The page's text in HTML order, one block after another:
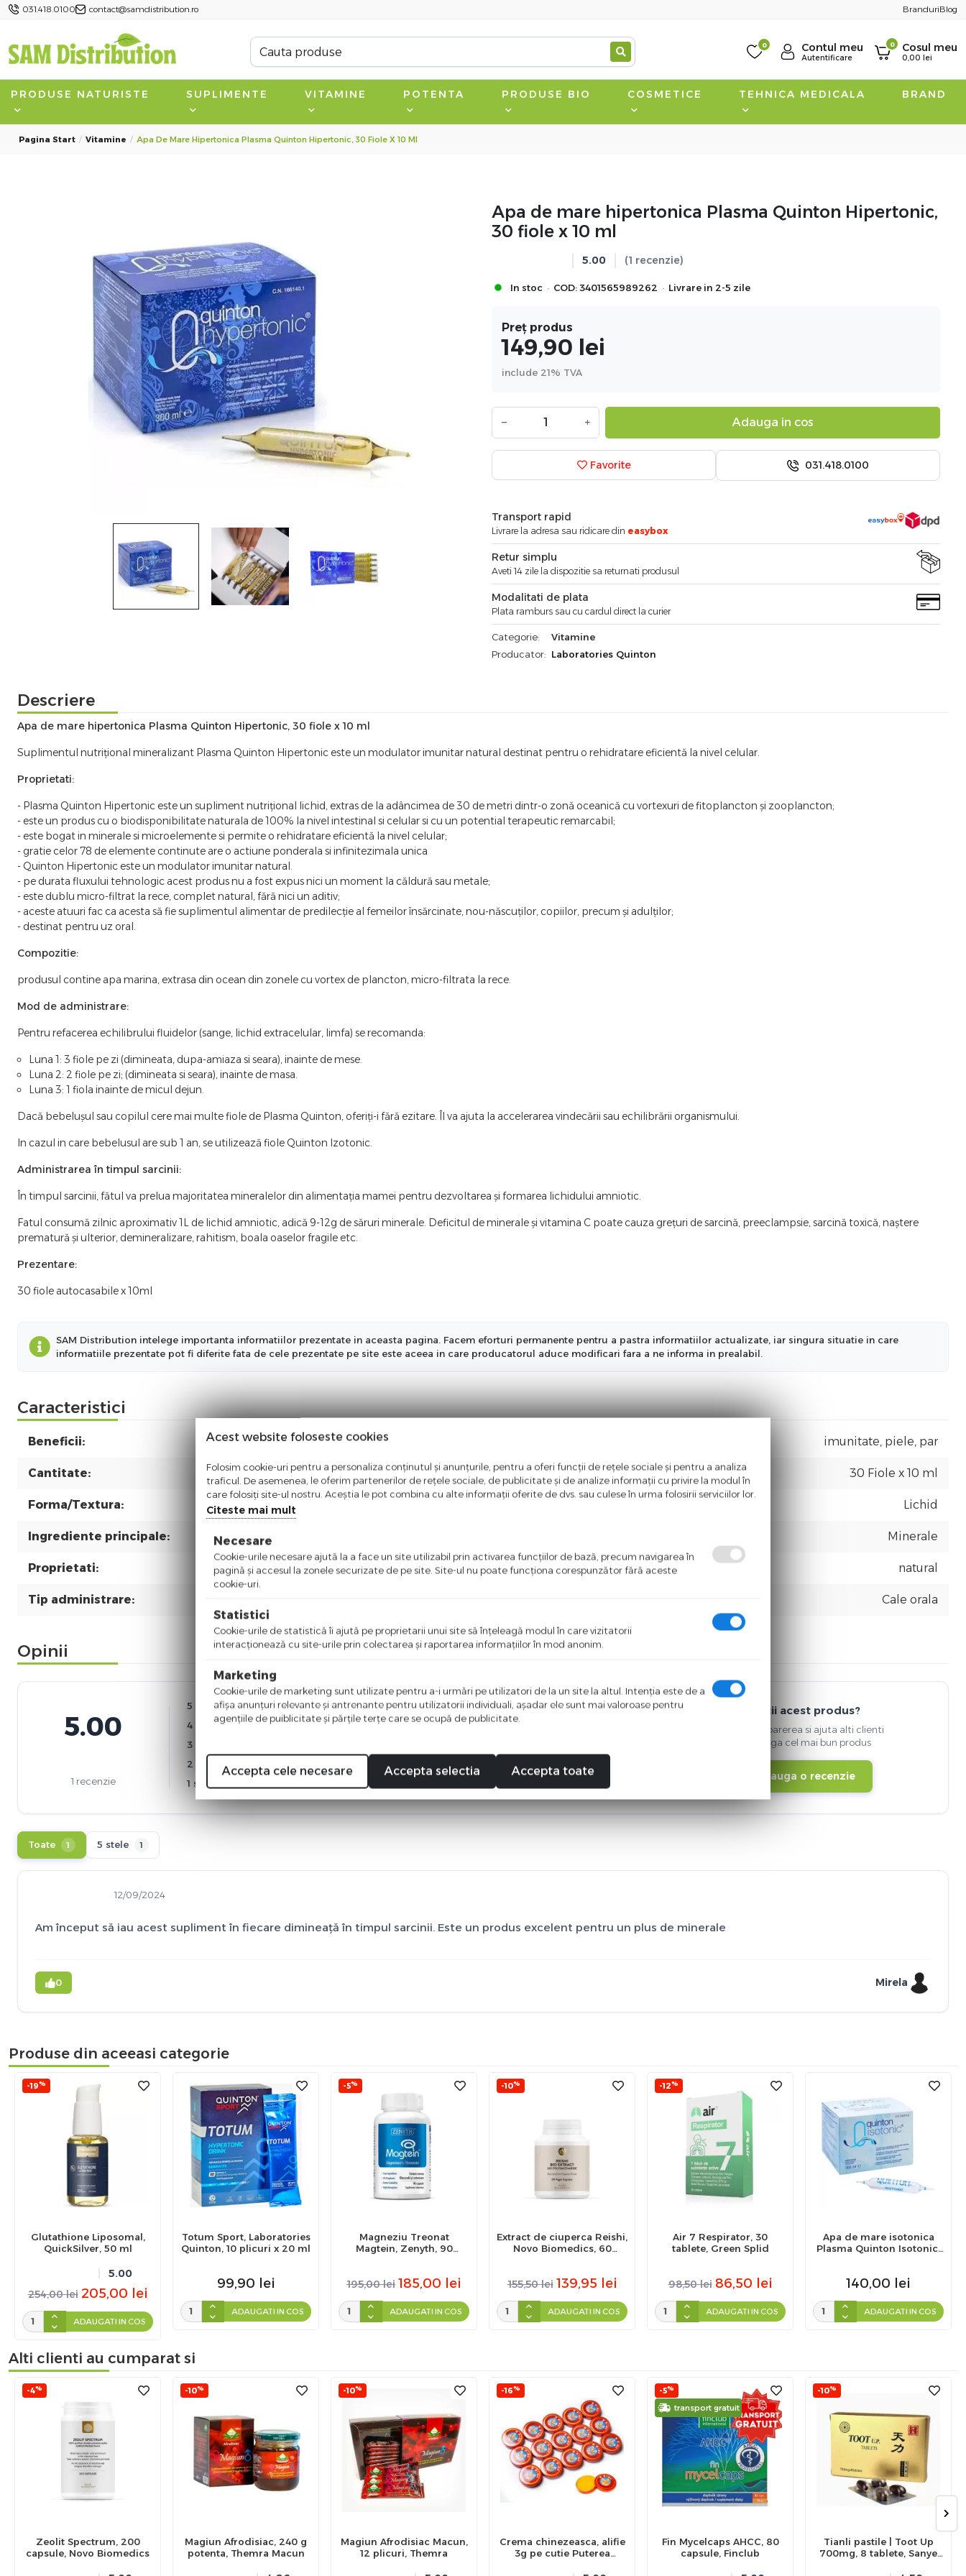
031.418.0100 contact@samdistribution.ro BranduriBlog
0 Contul meu
Autentificare
0 Cosul meu
0,00 lei
PRODUSE NATURISTE SUPLIMENTE VITAMINE POTENTA PRODUSE BIO COSMETICE TEHNICA MEDICALA BRAND
Pagina Start Vitamine Apa De Mare Hipertonica Plasma Quinton Hipertonic, 30 Fiole X 10 Ml
Apa de mare hipertonica Plasma Quinton Hipertonic,
30 fiole x 10 ml
5.00 (1 recenzie)
In stoc · COD: 3401565989262 · Livrare in 2-5 zile
Preț produs
149,90 lei
include 21% TVA
− + Adauga in cos
Favorite 031.418.0100
Transport rapid
Livrare la adresa sau ridicare din easybox
Retur simplu
Aveti 14 zile la dispozitie sa returnati produsul
Modalitati de plata
Plata ramburs sau cu cardul direct la curier
Categorie:
Vitamine
Producator: Laboratories Quinton
Descriere
Apa de mare hipertonica Plasma Quinton Hipertonic, 30 fiole x 10 ml
Suplimentul nutrițional mineralizant Plasma Quinton Hipertonic este un modulator imunitar natural destinat pentru o rehidratare eficientă la nivel celular.
Proprietati:
- Plasma Quinton Hipertonic este un supliment nutrițional lichid, extras de la adâncimea de 30 de metri dintr-o zonă oceanică cu vortexuri de fitoplancton și zooplancton;
- este un produs cu o biodisponibilitate naturala de 100% la nivel intestinal si celular si cu un potential terapeutic remarcabil;
- este bogat in minerale si microelemente si permite o rehidratare eficientă la nivel celular;
- gratie celor 78 de elemente continute are o actiune ponderala si infinitezimala unica
- Quinton Hipertonic este un modulator imunitar natural.
- pe durata fluxului tehnologic acest produs nu a fost expus nici un moment la căldură sau metale;
- este dublu micro-filtrat la rece, complet natural, fără nici un aditiv;
- aceste atuuri fac ca acesta să fie suplimentul alimentar de predilecție al femeilor însărcinate, nou-născuților, copiilor, precum și adulților;
- destinat pentru uz oral.
Compozitie:
produsul contine apa marina, extrasa din ocean din zonele cu vortex de plancton, micro-filtrata la rece.
Mod de administrare:
Pentru refacerea echilibrului fluidelor (sange, lichid extracelular, limfa) se recomanda:
Luna 1: 3 fiole pe zi (dimineata, dupa-amiaza si seara), inainte de mese.
Luna 2: 2 fiole pe zi; (dimineata si seara), inainte de masa.
Luna 3: 1 fiola inainte de micul dejun.
Dacă bebelușul sau copilul cere mai multe fiole de Plasma Quinton, oferiți-i fără ezitare. Îl va ajuta la accelerarea vindecării sau echilibrării organismului.
In cazul in care bebelusul are sub 1 an, se utilizează fiole Quinton Izotonic.
Administrarea în timpul sarcinii:
În timpul sarcinii, fătul va prelua majoritatea mineralelor din alimentația mamei pentru dezvoltarea și formarea lichidului amniotic.
Fatul consumă zilnic aproximativ 1L de lichid amniotic, adică 9-12g de săruri minerale. Deficitul de minerale și vitamina C poate cauza grețuri de sarcină, preeclampsie, sarcină toxică, naștere
prematură și ulterior, demineralizare, rahitism, boala oaselor fragile etc.
Prezentare:
30 fiole autocasabile x 10ml
SAM Distribution intelege importanta informatiilor prezentate in aceasta pagina. Facem eforturi permanente pentru a pastra informatiilor actualizate, iar singura situatie in care
informatiile prezentate pot fi diferite fata de cele prezentate pe site este aceea in care producatorul aduce modificari fara a ne informa in prealabil.
Caracteristici
Beneficii: imunitate, piele, par
Cantitate: 30 Fiole x 10 ml
Forma/Textura: Lichid
Ingrediente principale: Minerale
Proprietati: natural
Tip administrare: Cale orala
Opinii
5.00
1 recenzie
5 stele
(1)
4 stele
3 stele
2 stele
1 stea
Detii acest produs?
Spune-ti parerea si ajuta alti clienti
sa aleaga cel mai bun produs
Adauga o recenzie
Toate 1 5 stele 1
12/09/2024
Am început să iau acest supliment în fiecare dimineață în timpul sarcinii. Este un produs excelent pentru un plus de minerale
0 Mirela
Produse din aceeasi categorie
-19%
Glutathione Liposomal,
QuickSilver, 50 ml
5.00
254,00 lei 205,00 lei
ADAUGATI IN COS
Totum Sport, Laboratories
Quinton, 10 plicuri x 20 ml
99,90 lei
ADAUGATI IN COS
-5%
Magneziu Treonat
Magtein, Zenyth, 90
195,00 lei 185,00 lei
ADAUGATI IN COS
-10%
Extract de ciuperca Reishi,
Novo Biomedics, 60
155,50 lei 139,95 lei
ADAUGATI IN COS
-12%
Air 7 Respirator, 30
tablete, Green Splid
98,50 lei 86,50 lei
ADAUGATI IN COS
Apa de mare isotonica
Plasma Quinton Isotonic,
140,00 lei
ADAUGATI IN COS
Alti clienti au cumparat si
-4%
Zeolit Spectrum, 200
capsule, Novo Biomedics
-10%
Magiun Afrodisiac, 240 g
potenta, Themra Macun
-10%
Magiun Afrodisiac Macun,
12 plicuri, Themra
-16%
Crema chinezeasca, alifie
3g pe cutie Puterea
-5%
transport gratuit
Fin Mycelcaps AHCC, 80
capsule, Finclub
-10%
Tianli pastile | Toot Up
700mg, 8 tablete, Sanye
Acest website foloseste cookies
Folosim cookie-uri pentru a personaliza conținutul și anunțurile, pentru a oferi funcții de rețele sociale și pentru a analiza
traficul. De asemenea, le oferim partenerilor de rețele sociale, de publicitate și de analize informații cu privire la modul în
care folosiți site-ul nostru. Aceștia le pot combina cu alte informații oferite de dvs. sau culese în urma folosirii serviciilor lor.
Citeste mai mult
Necesare
Cookie-urile necesare ajută la a face un site utilizabil prin activarea funcţiilor de bază, precum navigarea în
pagină şi accesul la zonele securizate de pe site. Site-ul nu poate funcţiona corespunzător fără aceste
cookie-uri.
Statistici
Cookie-urile de statistică îi ajută pe proprietarii unui site să înţeleagă modul în care vizitatorii
interacţionează cu site-urile prin colectarea şi raportarea informaţiilor în mod anonim.
Marketing
Cookie-urile de marketing sunt utilizate pentru a-i urmări pe utilizatori de la un site la altul. Intenţia este de a
afişa anunţuri relevante şi antrenante pentru utilizatorii individuali, aşadar ele sunt mai valoroase pentru
agenţiile de puiblicitate şi părţile terţe care se ocupă de publicitate.
Accepta cele necesare Accepta selectia Accepta toate